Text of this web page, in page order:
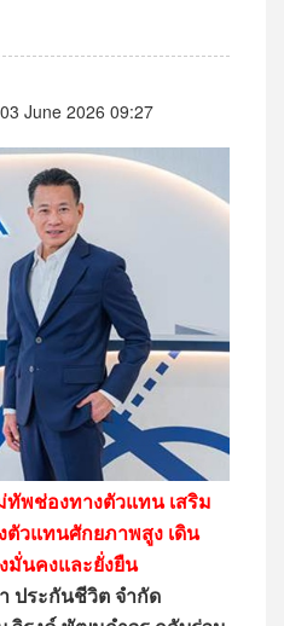
June 2026 09:27
พช่องทางตัวแทน เสริม
ตัวแทนศักยภาพสูง เดิน
มั่นคงและยั่งยืน
ประกันชีวิต จำกัด